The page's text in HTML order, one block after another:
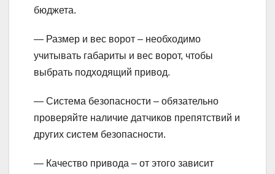
бюджета.
— Размер и вес ворот – необходимо
учитывать габариты и вес ворот, чтобы
выбрать подходящий привод.
— Система безопасности – обязательно
проверяйте наличие датчиков препятствий и
других систем безопасности.
— Качество привода – от этого зависит